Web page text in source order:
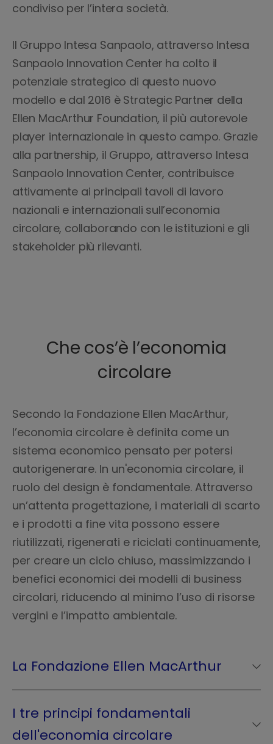
condiviso per l’intera società.
Il Gruppo Intesa Sanpaolo, attraverso Intesa
Sanpaolo Innovation Center ha colto il
potenziale strategico di questo nuovo
modello e dal 2016 è Strategic Partner della
Ellen MacArthur Foundation, il più autorevole
player internazionale in questo campo. Grazie
alla partnership, il Gruppo, attraverso Intesa
Sanpaolo Innovation Center, contribuisce
attivamente ai principali tavoli di lavoro
nazionali e internazionali sull’economia
circolare, collaborando con le istituzioni e gli
stakeholder più rilevanti.
Che cos’è l’economia
circolare
Secondo la Fondazione Ellen MacArthur,
l’economia circolare è definita come un
sistema economico pensato per potersi
autorigenerare. In un'economia circolare, il
ruolo del design è fondamentale. Attraverso
un’attenta progettazione, i materiali di scarto
e i prodotti a fine vita possono essere
riutilizzati, rigenerati e riciclati continuamente,
per creare un ciclo chiuso, massimizzando i
benefici economici dei modelli di business
circolari, riducendo al minimo l’uso di risorse
vergini e l’impatto ambientale.
La Fondazione Ellen MacArthur
LaFondazione Ellen MacArthurè
un'organizzazione internazionale fondata nel
2010 da Ellen MacArthur, con l'obiettivo di
I tre principi fondamentali
dell'economia circolare